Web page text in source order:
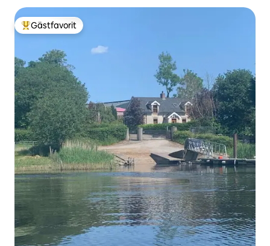
Populär gästfavorit
Gästfavorit